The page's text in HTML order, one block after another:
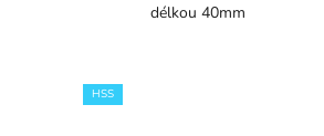
délkou 40mm
HSS